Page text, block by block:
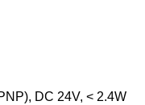
DC 24V, < 2.4W